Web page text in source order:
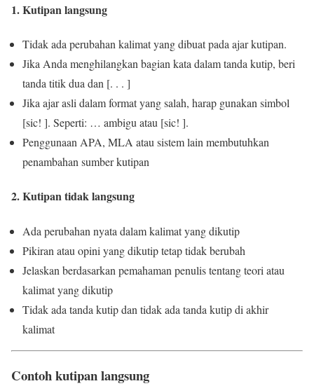
1. Kutipan langsung
Tidak ada perubahan kalimat yang dibuat pada ajar kutipan.
Jika Anda menghilangkan bagian kata dalam tanda kutip, beri
tanda titik dua dan [. . . ]
Jika ajar asli dalam format yang salah, harap gunakan simbol
[sic! ]. Seperti: … ambigu atau [sic! ].
Penggunaan APA, MLA atau sistem lain membutuhkan
penambahan sumber kutipan
2. Kutipan tidak langsung
Ada perubahan nyata dalam kalimat yang dikutip
Pikiran atau opini yang dikutip tetap tidak berubah
Jelaskan berdasarkan pemahaman penulis tentang teori atau
kalimat yang dikutip
Tidak ada tanda kutip dan tidak ada tanda kutip di akhir
kalimat
Contoh kutipan langsung